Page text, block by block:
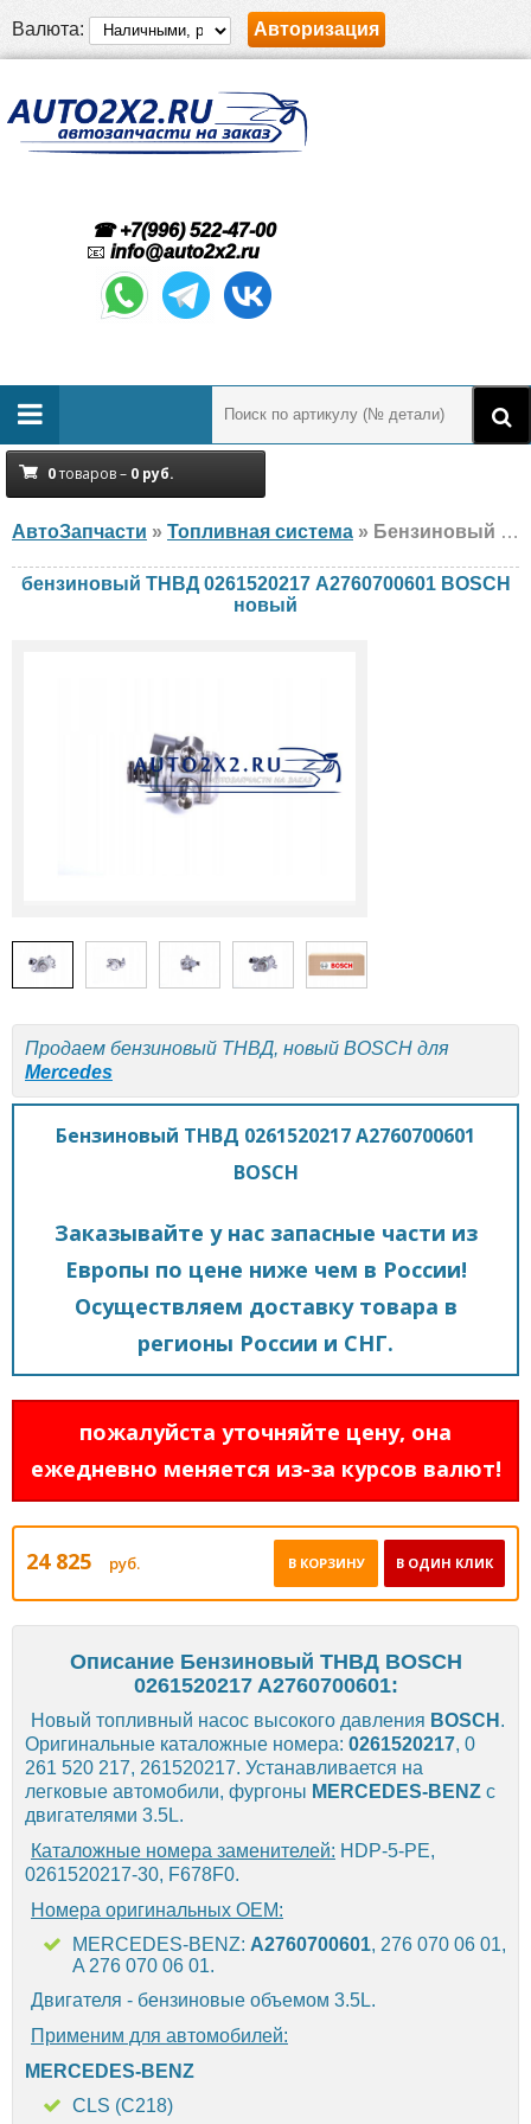
Валюта: Авторизация
☎ +7(996) 522-47-00
📧 info@auto2x2.ru
0товаров – 0 руб.
АвтоЗапчасти » Топливная система » Бензиновый ТНВД BOSCH 0261520217 A2760700601 Mercedes, новый
бензиновый ТНВД 0261520217 A2760700601 BOSCH
новый
Продаем бензиновый ТНВД, новый BOSCH для
Mercedes
Бензиновый ТНВД 0261520217 A2760700601
BOSCH
Заказывайте у нас запасные части из
Европы по цене ниже чем в России!
Осуществляем доставку товара в
регионы России и СНГ.
пожалуйста уточняйте цену, она
ежедневно меняется из-за курсов валют!
24 825 руб. В ОДИН КЛИК
В КОРЗИНУ
Описание Бензиновый ТНВД BOSCH
0261520217 A2760700601:
Новый топливный насос высокого давления BOSCH .
Оригинальные каталожные номера: 0261520217, 0
261 520 217, 261520217. Устанавливается на
легковые автомобили, фургоны MERCEDES-BENZ с
двигателями 3.5L.
Каталожные номера заменителей: HDP-5-PE,
0261520217-30, F678F0.
Номера оригинальных OEM:
MERCEDES-BENZ: A2760700601, 276 070 06 01,
A 276 070 06 01.
Двигателя - бензиновые объемом 3.5L.
Применим для автомобилей:
MERCEDES-BENZ
CLS (C218)